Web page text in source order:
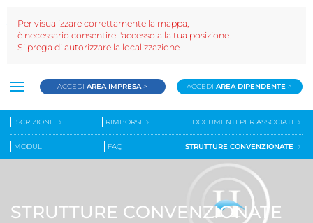
ACCEDIAREA IMPRESA > ACCEDIAREA DIPENDENTE >
ISCRIZIONE RIMBORSI DOCUMENTI PER ASSOCIATI
MODULI FAQ STRUTTURE CONVENZIONATE
STRUTTURE CONVENZIONATE
Per visualizzare correttamente la mappa,
è necessario consentire l'accesso alla tua posizione.
Si prega di autorizzare la localizzazione.